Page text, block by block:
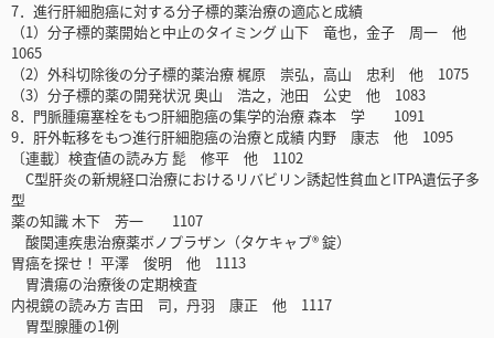
7．進行肝細胞癌に対する分子標的薬治療の適応と成績
（1）分子標的薬開始と中止のタイミング 山下 竜也，金子 周一 他
1065
（2）外科切除後の分子標的薬治療 梶原 崇弘，高山 忠利 他 1075
（3）分子標的薬の開発状況 奥山 浩之，池田 公史 他 1083
8．門脈腫瘍塞栓をもつ肝細胞癌の集学的治療 森本 学 1091
9．肝外転移をもつ進行肝細胞癌の治療と成績 内野 康志 他 1095
〔連載〕検査値の読み方 髭 修平 他 1102
C型肝炎の新規経口治療におけるリバビリン誘起性貧血とITPA遺伝子多
型
薬の知識 木下 芳一 1107
酸関連疾患治療薬ボノプラザン（タケキャブ® 錠）
胃癌を探せ！ 平澤 俊明 他 1113
胃潰瘍の治療後の定期検査
内視鏡の読み方 吉田 司，丹羽 康正 他 1117
胃型腺腫の1例